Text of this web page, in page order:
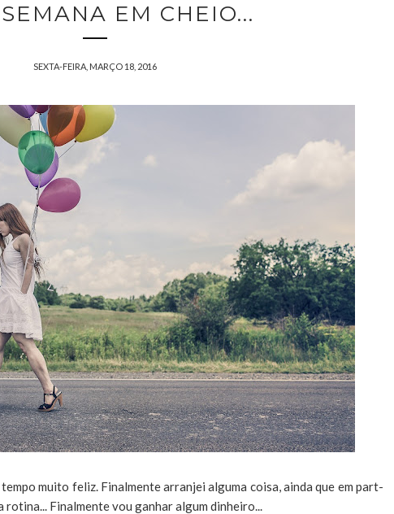
EM CHEIO...
SEXTA-FEIRA, MARÇO 18, 2016
muito feliz. Finalmente arranjei alguma coisa, ainda que em part-
rotina... Finalmente vou ganhar algum dinheiro...